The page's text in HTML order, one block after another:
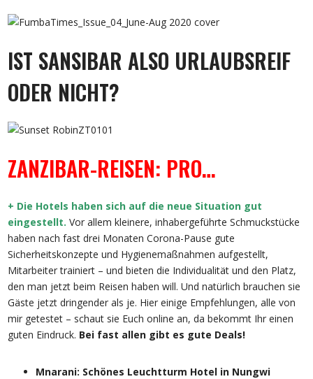
IST SANSIBAR ALSO URLAUBSREIF
ODER NICHT?
ZANZIBAR-REISEN: PRO…
+ Die Hotels haben sich auf die neue Situation gut
eingestellt. Vor allem kleinere, inhabergeführte Schmuckstücke
haben nach fast drei Monaten Corona-Pause gute
Sicherheitskonzepte und Hygienemaßnahmen aufgestellt,
Mitarbeiter trainiert – und bieten die Individualität und den Platz,
den man jetzt beim Reisen haben will. Und natürlich brauchen sie
Gäste jetzt dringender als je. Hier einige Empfehlungen, alle von
mir getestet – schaut sie Euch online an, da bekommt Ihr einen
guten Eindruck. Bei fast allen gibt es gute Deals!
Mnarani: Schönes Leuchtturm Hotel in Nungwi